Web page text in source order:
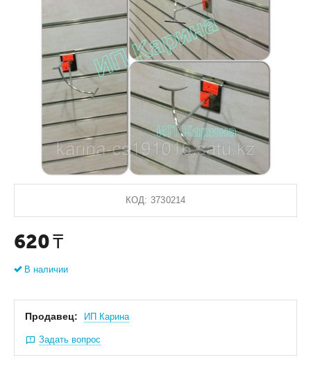
КОД: 3730214
620 ₸
В наличии
Продавец: ИП Карина
Задать вопрос